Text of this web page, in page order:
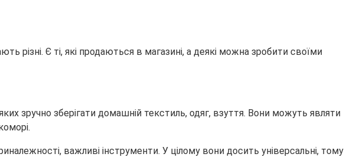
різні. Є ті, які продаються в магазині, а деякі можна зробити своїми
зручно зберігати домашній текстиль, одяг, взуття. Вони можуть являти
важливі інструменти. У цілому вони досить універсальні, тому